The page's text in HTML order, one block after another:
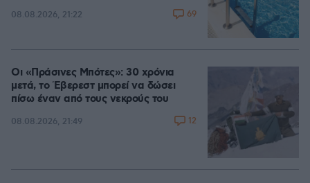
08.08.2026, 21:22 69
Οι «Πράσινες Μπότες»: 30 χρόνια
μετά, το Έβερεστ μπορεί να δώσει
πίσω έναν από τους νεκρούς του
08.08.2026, 21:49 12